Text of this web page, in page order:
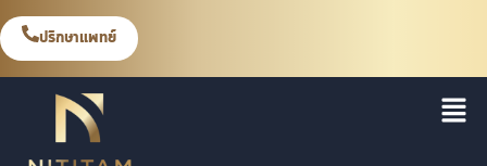
ปรึกษาแพทย์